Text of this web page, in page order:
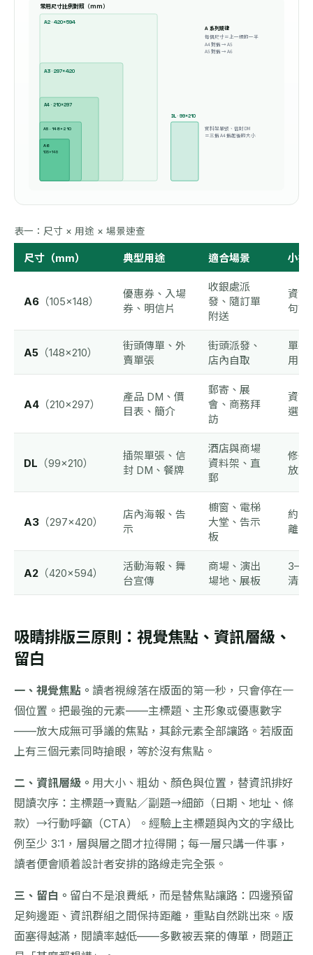
常用尺寸比例對照（mm）
A2 · 420×594
A3 · 297×420
A4 · 210×297
A5 · 148×210
A6
105×148
DL · 99×210
資料架單張、信封 DM
＝三摺 A4 摺起後的大小
A 系列規律
每個尺寸＝上一級的一半
A4 對摺 → A5
A5 對摺 → A6
表一：尺寸 × 用途 × 場景速查
尺寸（mm） 典型用途 適合場景 小提
A6 （105×148）
優惠券、入場
券、明信片
收銀處派
發、隨訂單
附送
資訊
句話
A5 （148×210）
街頭傳單、外
賣單張
街頭派發、
店內自取
單手
用的
A4 （210×297）
產品 DM、價
目表、簡介
郵寄、展
會、商務拜
訪
資訊
選，
DL （99×210）
插架單張、信
封 DM、餐牌
酒店與商場
資料架、直
郵
修長
放入
A3 （297×420）
店內海報、告
示
櫥窗、電梯
大堂、告示
板
約
離
A2 （420×594）
活動海報、舞
台宣傳
商場、演出
場地、展板
3–5
清主
吸睛排版三原則：視覺焦點、資訊層級、
留白
一、視覺焦點。 讀者視線落在版面的第一秒，只會停在一
個位置。把最強的元素——主標題、主形象或優惠數字
——放大成無可爭議的焦點，其餘元素全部讓路。若版面
上有三個元素同時搶眼，等於沒有焦點。
二、資訊層級。 用大小、粗幼、顏色與位置，替資訊排好
閱讀次序：主標題→賣點／副題→細節（日期、地址、條
款）→行動呼籲（CTA）。經驗上主標題與內文的字級比
例至少 3:1，層與層之間才拉得開；每一層只講一件事，
讀者便會順着設計者安排的路線走完全張。
三、留白。 留白不是浪費紙，而是替焦點讓路：四邊預留
足夠邊距、資訊群組之間保持距離，重點自然跳出來。版
面塞得越滿，閱讀率越低——多數被丟棄的傳單，問題正